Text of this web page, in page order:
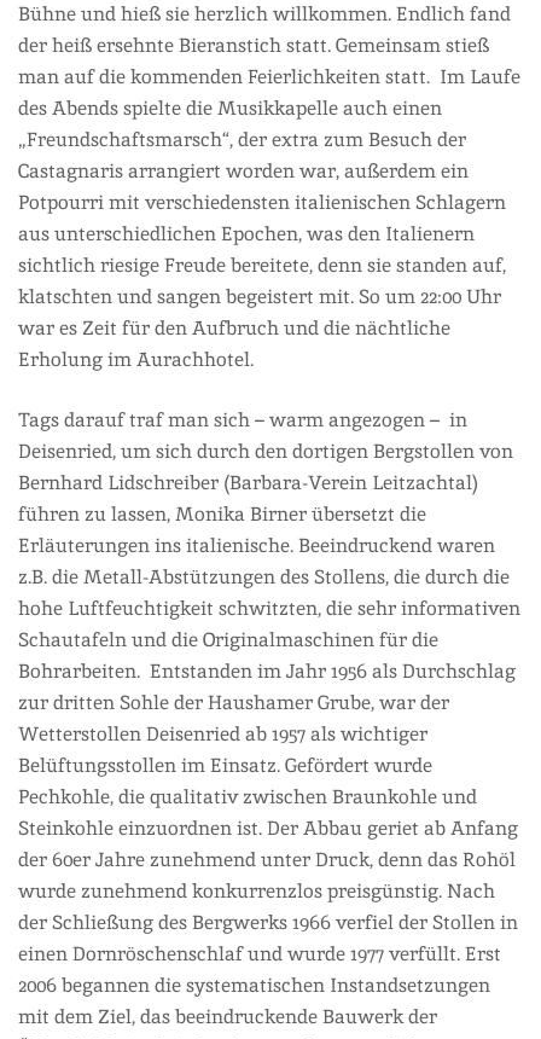
Bühne und hieß sie herzlich willkommen. Endlich fand
der heiß ersehnte Bieranstich statt. Gemeinsam stieß
man auf die kommenden Feierlichkeiten statt. Im Laufe
des Abends spielte die Musikkapelle auch einen
„Freundschaftsmarsch“, der extra zum Besuch der
Castagnaris arrangiert worden war, außerdem ein
Potpourri mit verschiedensten italienischen Schlagern
aus unterschiedlichen Epochen, was den Italienern
sichtlich riesige Freude bereitete, denn sie standen auf,
klatschten und sangen begeistert mit. So um 22:00 Uhr
war es Zeit für den Aufbruch und die nächtliche
Erholung im Aurachhotel.
Tags darauf traf man sich – warm angezogen – in
Deisenried, um sich durch den dortigen Bergstollen von
Bernhard Lidschreiber (Barbara-Verein Leitzachtal)
führen zu lassen, Monika Birner übersetzt die
Erläuterungen ins italienische. Beeindruckend waren
z.B. die Metall-Abstützungen des Stollens, die durch die
hohe Luftfeuchtigkeit schwitzten, die sehr informativen
Schautafeln und die Originalmaschinen für die
Bohrarbeiten. Entstanden im Jahr 1956 als Durchschlag
zur dritten Sohle der Haushamer Grube, war der
Wetterstollen Deisenried ab 1957 als wichtiger
Belüftungsstollen im Einsatz. Gefördert wurde
Pechkohle, die qualitativ zwischen Braunkohle und
Steinkohle einzuordnen ist. Der Abbau geriet ab Anfang
der 60er Jahre zunehmend unter Druck, denn das Rohöl
wurde zunehmend konkurrenzlos preisgünstig. Nach
der Schließung des Bergwerks 1966 verfiel der Stollen in
einen Dornröschenschlaf und wurde 1977 verfüllt. Erst
2006 begannen die systematischen Instandsetzungen
mit dem Ziel, das beeindruckende Bauwerk der